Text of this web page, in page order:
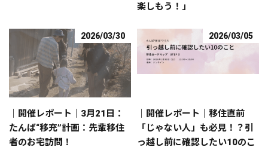
楽しもう！」
2026/03/30
｜開催レポート｜3月21日：
たんば“移充”計画：先輩移住
者のお宅訪問！
2026/03/05
｜開催レポート｜移住直前
「じゃない人」も必見！？引
っ越し前に確認したい10のこ